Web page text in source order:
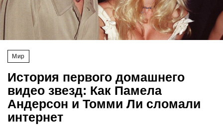
Мир
История первого домашнего
видео звезд: Как Памела
Андерсон и Томми Ли сломали
интернет